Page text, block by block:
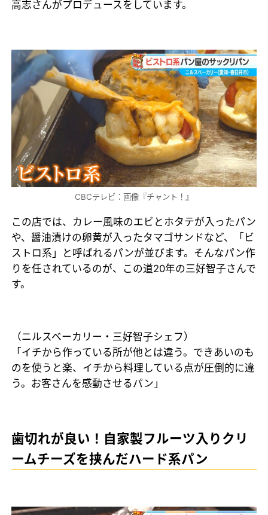
高志さんがプロデュースをしています。
CBCテレビ：画像『チャント！』
この店では、カレー風味のエビとホタテが入ったパン
や、醤油漬けの卵黄が入ったタマゴサンドなど、「ビ
ストロ系」と呼ばれるパンが並びます。そんなパン作
りを任されているのが、この道20年の三好智子さんで
す。
（ニルスベーカリー・三好智子シェフ）
「イチから作っている所が他とは違う。できあいのも
のを使うと楽、イチから料理している点が圧倒的に違
う。お客さんを感動させるパン」
歯切れが良い！自家製フルーツ入りクリ
ームチーズを挟んだハード系パン